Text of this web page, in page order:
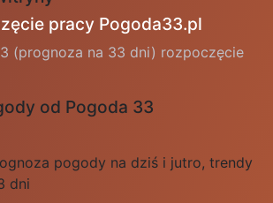
pracy Pogoda33.pl
(prognoza na 33 dni) rozpoczęcie
od Pogoda 33
pogody na dziś i jutro, trendy
dni